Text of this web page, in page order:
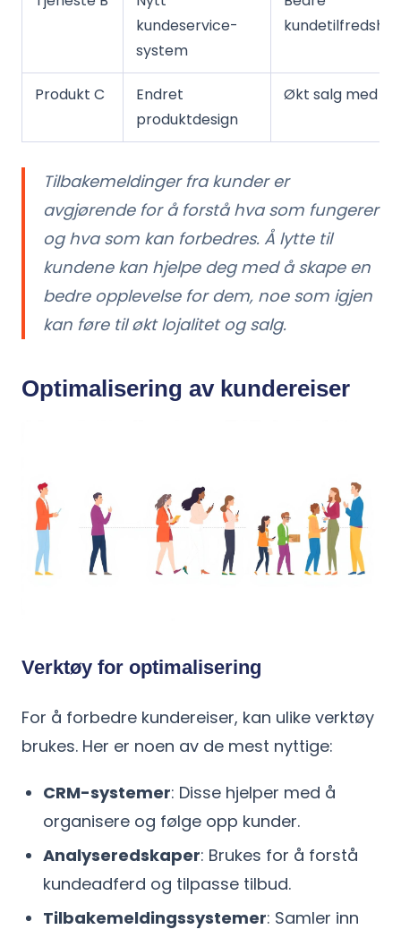
kundeservice-
system
kundetilfredshet
Produkt C
Endret
produktdesign
Økt salg med
Tilbakemeldinger fra kunder er
avgjørende for å forstå hva som fungerer
og hva som kan forbedres. Å lytte til
kundene kan hjelpe deg med å skape en
bedre opplevelse for dem, noe som igjen
kan føre til økt lojalitet og salg.
Optimalisering av kundereiser
Verktøy for optimalisering
For å forbedre kundereiser, kan ulike verktøy
brukes. Her er noen av de mest nyttige:
CRM-systemer: Disse hjelper med å
organisere og følge opp kunder.
Analyseredskaper: Brukes for å forstå
kundeadferd og tilpasse tilbud.
Tilbakemeldingssystemer: Samler inn